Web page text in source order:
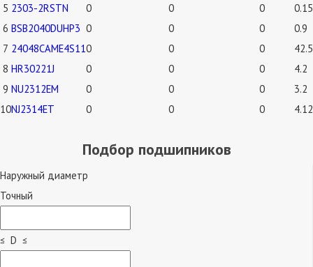
5 2303-2RSTN 0 0 0
0.15
6 BSB2040DUHP3 0 0 0
0.9
7 24048CAME4S110 0 0
42.5
8 HR30221J 0 0 0
4.2
9 NU2312EM 0 0 0
3.2
10NJ2314ET 0 0 0 4.12
Подбор подшипников
Наружный диаметр
Точный
≤ D ≤